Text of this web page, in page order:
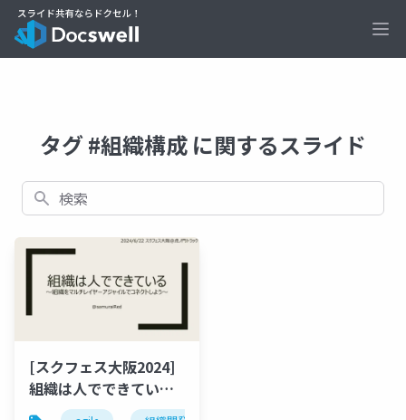
タグ #組織構成 に関するスライド
検索
[スクフェス大阪2024]
組織は人でできている
～組織をマルチレイヤ